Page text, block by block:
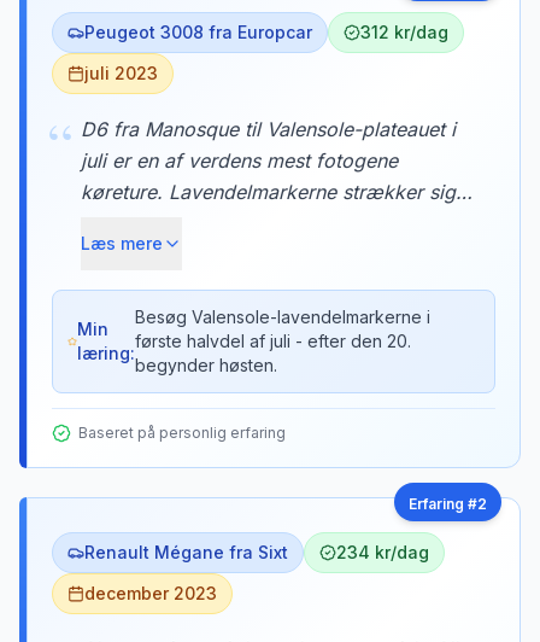
Peugeot 3008 fra Europcar
312 kr/dag
juli 2023
“ D6 fra Manosque til Valensole-plateauet i
juli er en af verdens mest fotogene
køreture. Lavendelmarkerne strækker sig
gennem bilens ventilation. Vi stoppede ved
en lille gård og købte lavendelhonung
direkte fra biavleren.
Læs mere
Min
læring:
Besøg Valensole-lavendelmarkerne i
første halvdel af juli - efter den 20.
begynder høsten.
Baseret på personlig erfaring
Erfaring #2
Renault Mégane fra Sixt
234 kr/dag
december 2023